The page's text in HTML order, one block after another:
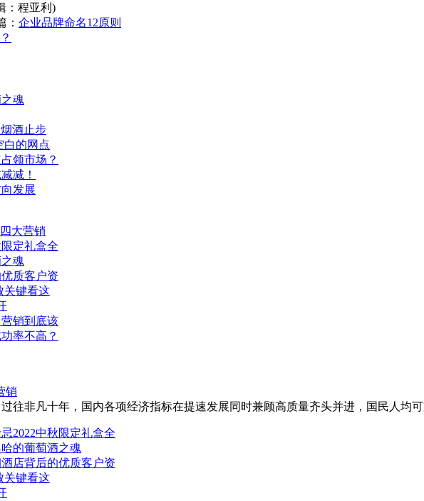
：程亚利)
： 企业品牌命名12原则
魂
酒止步
白的网点
领市场？
减！
发展
大营销
定礼盒全
魂
质客户资
关键看这
销到底该
率不高？
销
往非凡十年，国内各项经济指标在提速发展同时兼顾高质量齐头并进，国民人均
2022中秋限定礼盒全
的葡萄酒之魂
店背后的优质客户资
关键看这